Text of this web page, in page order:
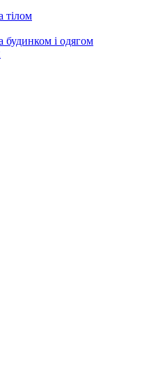
тілом
будинком і одягом